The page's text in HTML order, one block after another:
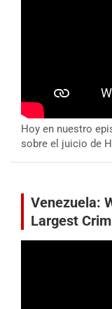
Hoy en nuestro
sobre el juicio de
Venezuela:
Largest